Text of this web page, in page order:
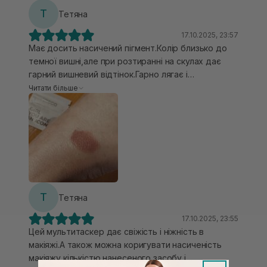
Т Тетяна
17.10.2025, 23:57
Має досить насичений пігмент.Колір близько до
темної вишні,але при розтиранні на скулах дає
гарний вишневий відтінок.Гарно лягає і
відчувається комфортно на шкірі. Мені дуже
подобаються мультитаскери від Unico❤️
Читати більше
Т Тетяна
17.10.2025, 23:55
Цей мультитаскер дає свіжість і ніжність в
макіяжі.А також можна коригувати насиченість
макіяжу кількістю нанесеного засобу і